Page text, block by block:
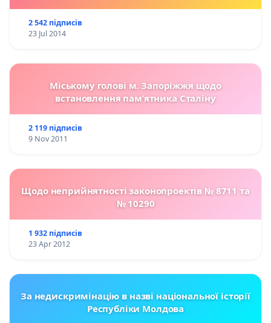
2 542 підписів
23 Jul 2014
Міському голові м. Запоріжжя щодо
встановлення пам’ятника Сталіну
2 119 підписів
9 Nov 2011
Щодо неприйнятності законопроектів № 8711 та
№ 10290
1 932 підписів
23 Apr 2012
За недискримінацію в назві національної історії
Республіки Молдова